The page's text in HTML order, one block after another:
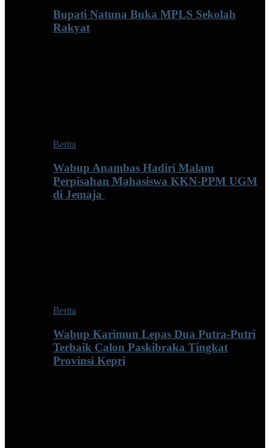
Bupati Natuna Buka MPLS Sekolah
Rakyat
Berita
Wabup Anambas Hadiri Malam
Perpisahan Mahasiswa KKN-PPM UGM
di Jemaja ‎
Berita
Wabup Karimun Lepas Dua Putra-Putri
Terbaik Calon Paskibraka Tingkat
Provinsi Kepri